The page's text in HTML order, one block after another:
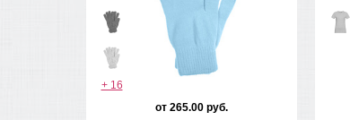
+ 16
от 265.00 руб.